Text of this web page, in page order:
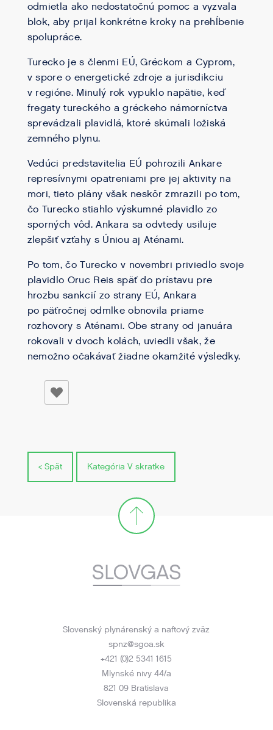
odmietla ako nedostatočnú pomoc a vyzvala
blok, aby prijal konkrétne kroky na prehĺbenie
spolupráce.
Turecko je s členmi EÚ, Gréckom a Cyprom,
v spore o energetické zdroje a jurisdikciu
v regióne. Minulý rok vypuklo napätie, keď
fregaty tureckého a gréckeho námorníctva
sprevádzali plavidlá, ktoré skúmali ložiská
zemného plynu.
Vedúci predstavitelia EÚ pohrozili Ankare
represívnymi opatreniami pre jej aktivity na
mori, tieto plány však neskôr zmrazili po tom,
čo Turecko stiahlo výskumné plavidlo zo
sporných vôd. Ankara sa odvtedy usiluje
zlepšiť vzťahy s Úniou aj Aténami.
Po tom, čo Turecko v novembri priviedlo svoje
plavidlo Oruc Reis späť do prístavu pre
hrozbu sankcií zo strany EÚ, Ankara
po päťročnej odmlke obnovila priame
rozhovory s Aténami. Obe strany od januára
rokovali v dvoch kolách, uviedli však, že
nemožno očakávať žiadne okamžité výsledky.
< Spät Kategória V skratke
Slovenský plynárenský a naftový zväz
spnz@sgoa.sk
+421 (0)2 5341 1615
Mlynské nivy 44/a
821 09 Bratislava
Slovenská republika